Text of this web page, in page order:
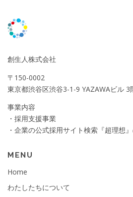
創生人株式会社
〒150-0002
東京都渋谷区渋谷3-1-9 YAZAWAビル 3
事業内容
・採用支援事業
・企業の公式採用サイト検索『超理想
MENU
Home
わたしたちについて